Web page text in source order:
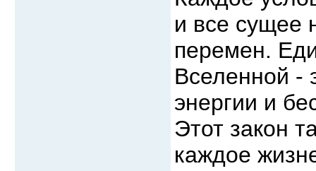
и все сущее
перемен.
Вселенной -
энергии и
Этот закон
каждое